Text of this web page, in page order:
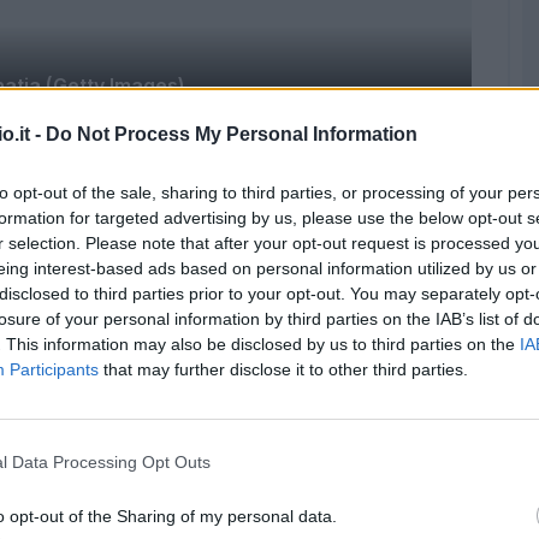
- Do Not Process My Personal Information
opt-out of the sale, sharing to third parties, or processing of your
for targeted advertising by us, please use the below opt-out
selection. Please note that after your opt-out request is processed
interest-based ads based on personal information utilized by us
to third parties prior to your opt-out. You may separately
of your personal information by third parties on the IAB’s list of
This information may also be disclosed by us to third parties on the
Participants that may further disclose it to other third parties.
Data Processing Opt Outs
opt-out of the Sharing of my personal data.
(Getty Images)
La Roma si trovava ad Orlando per la
stagione dei giallorossi, dal Marocco
valutare offerte dei top club europei, su
arrivate quelle dell’agente del giocatore,
a rendere il clima ancora più teso.
ad oggi, a molte voci di mercato è stato il
Sabatini.